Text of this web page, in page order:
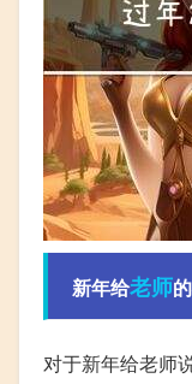
新年给老师
对于新年给老师